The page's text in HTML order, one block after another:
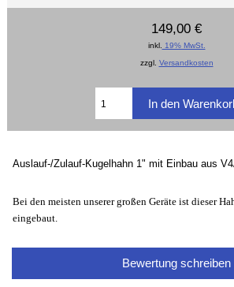
149,00 €
inkl. 19% MwSt.
zzgl. Versandkosten
Auslauf-/Zulauf-Kugelhahn 1" mit Einbau aus
Bei den meisten unserer großen Geräte ist dieser
eingebaut.
Bewertung schreiben